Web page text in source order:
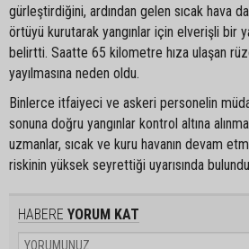
gürleştirdiğini, ardından gelen sıcak hava
örtüyü kurutarak yangınlar için elverişli bir
belirtti. Saatte 65 kilometre hıza ulaşan
yayılmasına neden oldu.
Binlerce itfaiyeci ve askeri personelin
sonuna doğru yangınlar kontrol altına
uzmanlar, sıcak ve kuru havanın devam
riskinin yüksek seyrettiği uyarısında
HABERE YORUM KAT